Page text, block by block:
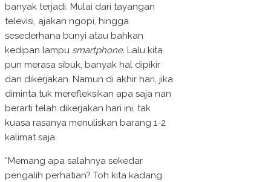
banyak terjadi. Mulai dari tayangan
televisi, ajakan ngopi, hingga
sesederhana bunyi atau bahkan
kedipan lampu smartphone. Lalu kita
pun merasa sibuk, banyak hal dipikir
dan dikerjakan. Namun di akhir hari, jika
diminta tuk merefleksikan apa saja nan
berarti telah dikerjakan hari ini, tak
kuasa rasanya menuliskan barang 1-2
kalimat saja.
“Memang apa salahnya sekedar
pengalih perhatian? Toh kita kadang